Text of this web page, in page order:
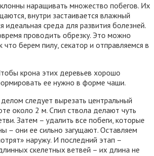
наращивать множество побегов. Их
внутри застаивается влажный
идеальная среда для развития болезней.
проводить обрезку. Это можно
что берем пилу, секатор и отправляемся в
крона этих деревьев хорошо
ее нужно в форме чаши.
следует вырезать центральный
около 2 м. Спил ствола делают чуть
Затем – удалить все побеги, которые
– они ее сильно загущают. Оставляем
наружу. И последний этап –
скелетных ветвей – их длина не